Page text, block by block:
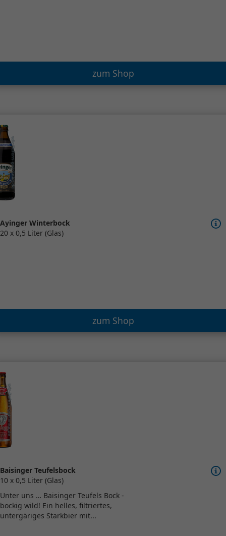
zum Shop
Ayinger Winterbock
20 x 0,5 Liter (Glas)
zum Shop
Baisinger Teufelsbock
10 x 0,5 Liter (Glas)
Unter uns … Baisinger Teufels Bock -
bockig wild! Ein helles, filtriertes,
untergäriges Starkbier mit...